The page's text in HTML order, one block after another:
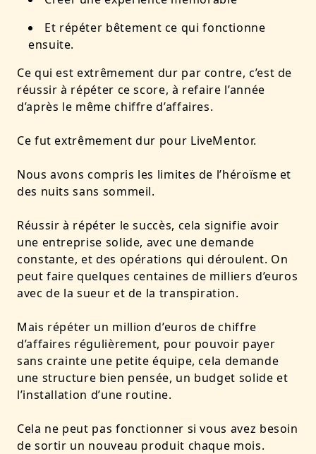
Et répéter bêtement ce qui fonctionne
ensuite.
Ce qui est extrêmement dur par contre, c’est de
réussir à répéter ce score, à refaire l’année
d’après le même chiffre d’affaires.
Ce fut extrêmement dur pour LiveMentor.
Nous avons compris les limites de l’héroïsme et
des nuits sans sommeil.
Réussir à répéter le succès, cela signifie avoir
une entreprise solide, avec une demande
constante, et des opérations qui déroulent. On
peut faire quelques centaines de milliers d’euros
avec de la sueur et de la transpiration.
Mais répéter un million d’euros de chiffre
d’affaires régulièrement, pour pouvoir payer
sans crainte une petite équipe, cela demande
une structure bien pensée, un budget solide et
l’installation d’une routine.
Cela ne peut pas fonctionner si vous avez besoin
de sortir un nouveau produit chaque mois.